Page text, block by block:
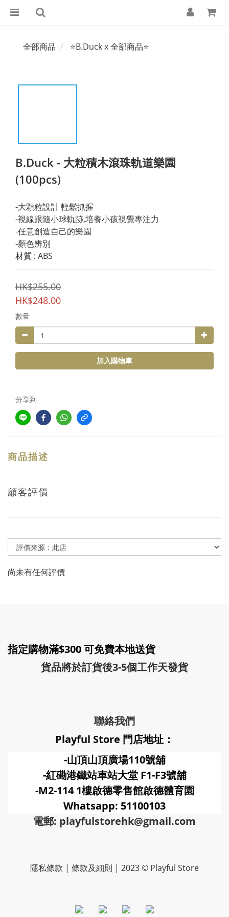
全部商品 ⭐B.Duck x 全部商品⭐
B.Duck - 大粒積木滾珠軌道樂園
(100pcs)
-大顆粒設計 輕鬆抓握
-視線跟隨小球軌跡,培養小孩視覺專注力
-任意創造自己的樂園
-顏色辨別
材質 : ABS
HK$255.00
HK$248.00
數量
加入購物車
分享到
商品描述
顧客評價
尚未有任何評價
指定購物滿$300 可免費本地送貨
貨品將於訂貨後3-5個工作天發貨
聯絡我們
Playful Store 門店地址：
-山頂山頂廣場110號舖
-紅磡港鐵站車站大堂 F1-F3號舖
-M2-114 1樓啟德零售館啟德體育園
Whatsapp: 51100103
電郵: playfulstorehk@gmail.com
隱私條款 | 條款及細則 | 2023 © Playful Store